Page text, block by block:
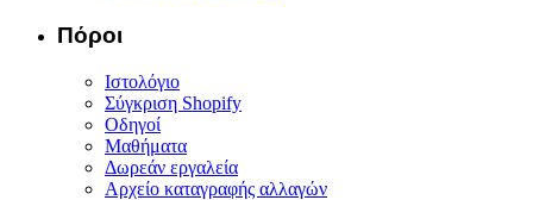
Πόροι
Ιστολόγιο
Σύγκριση Shopify
Οδηγοί
Μαθήματα
Δωρεάν εργαλεία
Αρχείο καταγραφής αλλαγών